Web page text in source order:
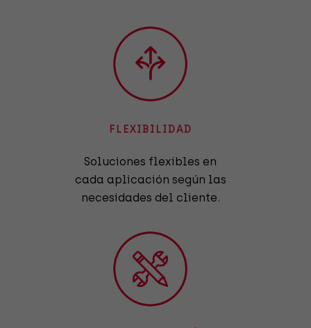
FLEXIBILIDAD
Soluciones flexibles en
cada aplicación según las
necesidades del cliente.